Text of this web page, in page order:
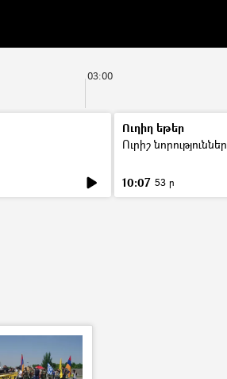
03:00
Ուղիղ եթեր
Ուրիշ նորություններ
10:07 53 ր